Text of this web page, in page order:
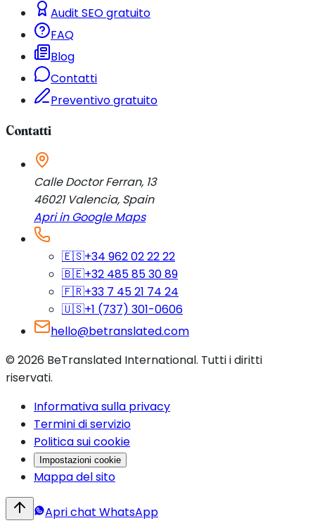
Audit SEO gratuito
FAQ
Blog
Contatti
Preventivo gratuito
Contatti
Calle Doctor Ferran, 13
46021 Valencia, Spain
Apri in Google Maps
🇪🇸+34 962 02 22 22
🇧🇪+32 485 85 30 89
🇫🇷+33 7 45 21 74 24
🇺🇸+1 (737) 301-0606
hello@betranslated.com
© 2026 BeTranslated International. Tutti i diritti
riservati.
Informativa sulla privacy
Termini di servizio
Politica sui cookie
Impostazioni cookie
Mappa del sito
Apri chat WhatsApp